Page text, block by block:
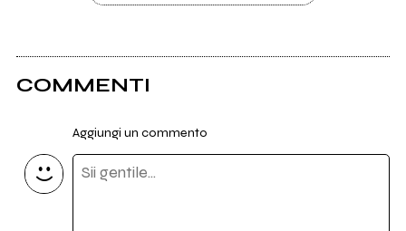
COMMENTI
Aggiungi un commento